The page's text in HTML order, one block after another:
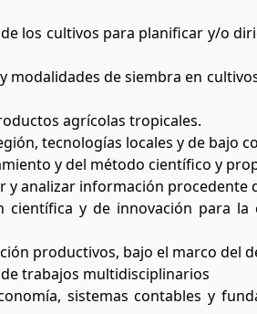
los cultivos para planificar y/o
modalidades de siembra en
agrícolas tropicales.
tecnologías locales y de bajo
y del método científico y
y analizar información procedente
científica y de innovación para
productivos, bajo el marco del
trabajos multidisciplinarios
sistemas contables y